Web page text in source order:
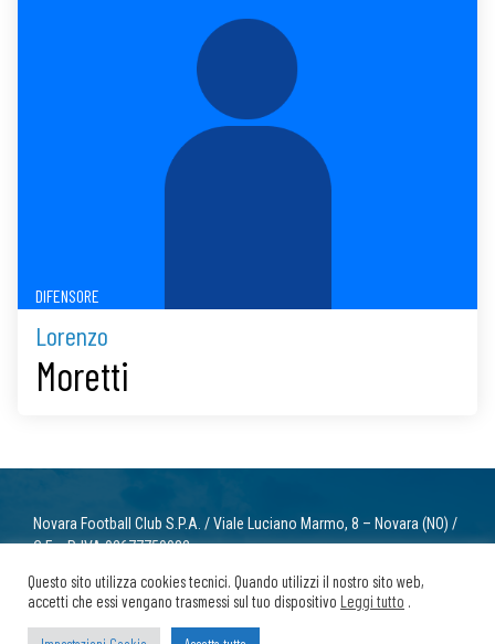
DIFENSORE
Lorenzo
Moretti
Novara Football Club S.P.A. / Viale Luciano Marmo, 8 – Novara (NO) /
C.F. e P. IVA 02677750032
© 2022 Novara Football Club. Tutti i diritti riservati.
Privacy/ Cookie
Questo sito utilizza cookies tecnici. Quando utilizzi il nostro sito web,
accetti che essi vengano trasmessi sul tuo dispositivo Leggi tutto .